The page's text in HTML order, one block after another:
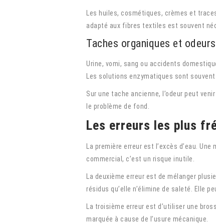
Les huiles, cosmétiques, crèmes et
adapté aux fibres textiles est souvent
Taches organiques et odeurs
Urine, vomi, sang ou accidents
Les solutions enzymatiques sont
Sur une tache ancienne, l’odeur peut
le problème de fond.
Les erreurs les plus
La première erreur est l’excès d’eau.
commercial, c’est un risque inutile.
La deuxième erreur est de mélanger
résidus qu’elle n’élimine de saleté. Elle
La troisième erreur est d’utiliser une
marquée à cause de l’usure mécanique.